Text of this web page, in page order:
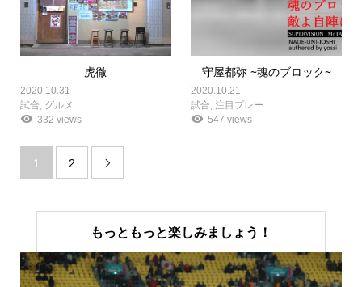
虎徹
2020.10.31
試合, グルメ
332 views
守屋都弥 ~魂のブロック~
2020.10.21
試合,注目プレー
547 views
1 2 
もっともっと楽しみましょう！